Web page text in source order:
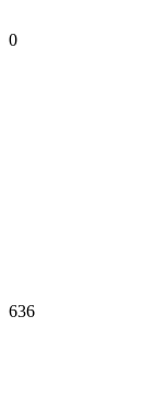
0
636